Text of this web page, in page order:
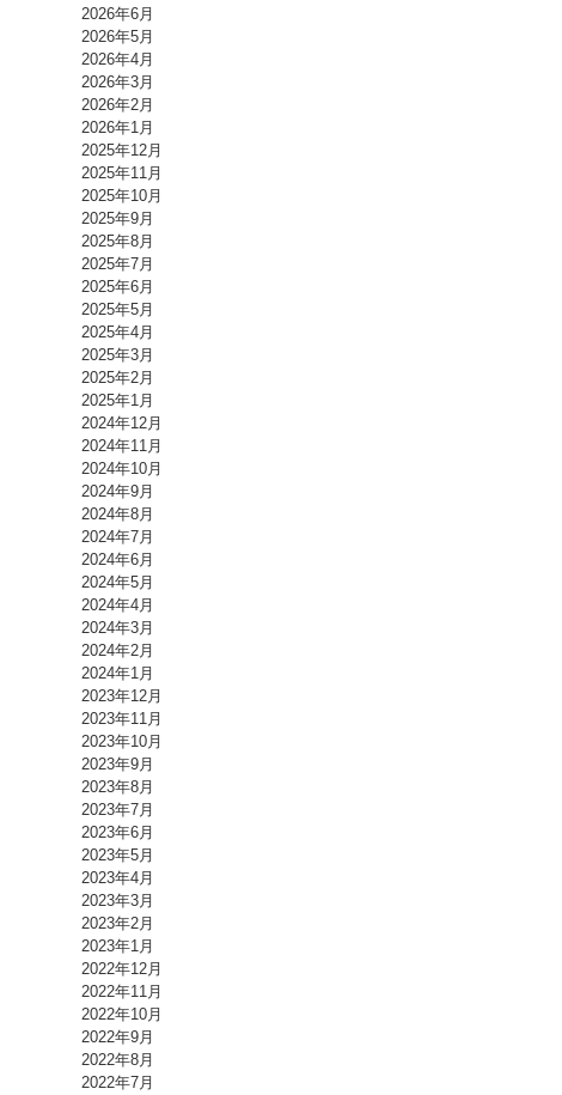
2026年6月
2026年5月
2026年4月
2026年3月
2026年2月
2026年1月
2025年12月
2025年11月
2025年10月
2025年9月
2025年8月
2025年7月
2025年6月
2025年5月
2025年4月
2025年3月
2025年2月
2025年1月
2024年12月
2024年11月
2024年10月
2024年9月
2024年8月
2024年7月
2024年6月
2024年5月
2024年4月
2024年3月
2024年2月
2024年1月
2023年12月
2023年11月
2023年10月
2023年9月
2023年8月
2023年7月
2023年6月
2023年5月
2023年4月
2023年3月
2023年2月
2023年1月
2022年12月
2022年11月
2022年10月
2022年9月
2022年8月
2022年7月